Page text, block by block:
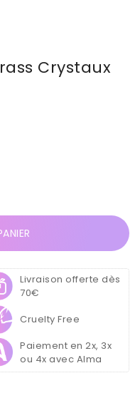
Crystaux
Livraison offerte dès
70€
Cruelty Free
Paiement en 2x, 3x
ou 4x avec Alma